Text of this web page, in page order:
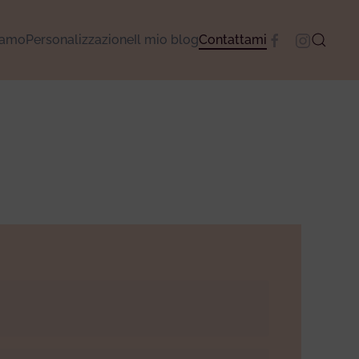
PersonalizzazioneIl mio blogContattami